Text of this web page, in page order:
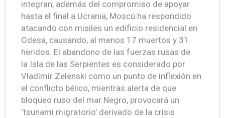
integran, además del compromiso de apoyar
hasta el final a Ucrania, Moscú ha respondido
atacando con misiles un edificio residencial en
Odesa, causando, al menos 17 muertos y 31
heridos. El abandono de las fuerzas rusas de
la Isla de las Serpientes es considerado por
Vladímir Zelenski como un punto de inflexión en
el conflicto bélico, mientras alerta de que
bloqueo ruso del mar Negro, provocará un
‘tsunami migratorio’ derivado de la crisis